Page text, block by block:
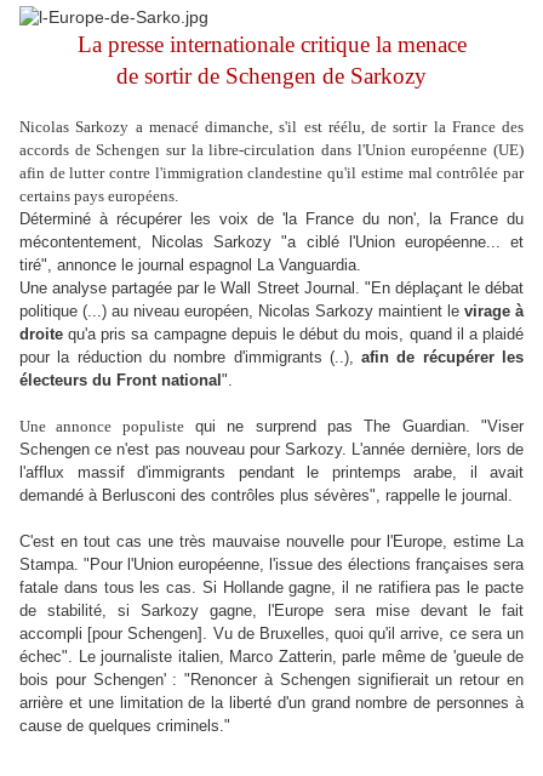
La presse internationale critique la menace
de sortir de Schengen de Sarkozy
Nicolas Sarkozy a menacé dimanche, s'il est réélu, de sortir la France des
accords de Schengen sur la libre-circulation dans l'Union européenne (UE)
afin de lutter contre l'immigration clandestine qu'il estime mal contrôlée par
certains pays européens.
Déterminé à récupérer les voix de 'la France du non', la France du
mécontentement, Nicolas Sarkozy "a ciblé l'Union européenne... et
tiré", annonce le journal espagnol La Vanguardia.
Une analyse partagée par le Wall Street Journal. "En déplaçant le débat
politique (...) au niveau européen, Nicolas Sarkozy maintient le virage à
droite qu'a pris sa campagne depuis le début du mois, quand il a plaidé
pour la réduction du nombre d'immigrants (..),afin de récupérer les
électeurs du Front national ".
Une annonce populistequi ne surprend pas The Guardian. "Viser
Schengen ce n'est pas nouveau pour Sarkozy. L'année dernière, lors de
l'afflux massif d'immigrants pendant le printemps arabe, il avait
demandé à Berlusconi des contrôles plus sévères", rappelle le journal.
C'est en tout cas une très mauvaise nouvelle pour l'Europe, estime La
Stampa. "Pour l'Union européenne, l'issue des élections françaises sera
fatale dans tous les cas. Si Hollande gagne, il ne ratifiera pas le pacte
de stabilité, si Sarkozy gagne, l'Europe sera mise devant le fait
accompli [pour Schengen]. Vu de Bruxelles, quoi qu'il arrive, ce sera un
échec". Le journaliste italien, Marco Zatterin, parle même de 'gueule de
bois pour Schengen' : "Renoncer à Schengen signifierait un retour en
arrière et une limitation de la liberté d'un grand nombre de personnes à
cause de quelques criminels."